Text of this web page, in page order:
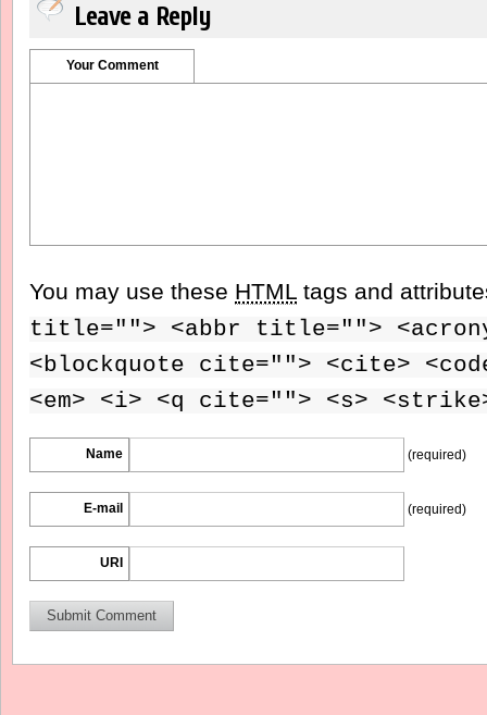
Leave a Reply
Your Comment
You may use these HTML tags and
title=""> <abbr title="">
<blockquote cite=""> <cite>
<em> <i> <q cite=""> <s>
Name (required)
E-mail (required)
URI